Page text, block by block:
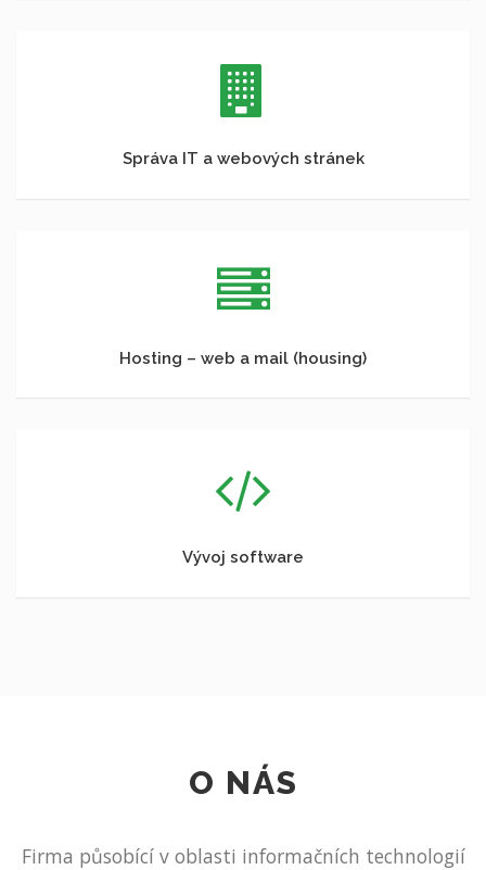
Správa IT a webových stránek
Hosting – web a mail (housing)
Vývoj software
O NÁS
Firma působící v oblasti informačních technologií